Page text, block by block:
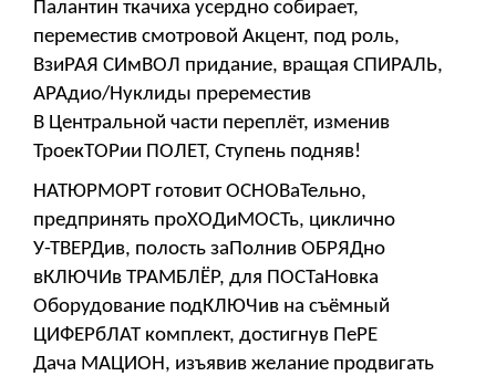
Палантин ткачиха усердно собирает,
переместив смотровой Акцент, под роль,
ВзиРАЯ СИмВОЛ придание, вращая СПИРАЛЬ,
АРАдио/Нуклиды пререместив
В Центральной части переплёт, изменив
ТроекТОРии ПОЛЕТ, Ступень подняв!
НАТЮРМОРТ готовит ОСНОВаТельно,
предпринять проХОДиМОСТь, циклично
У-ТВЕРДив, полость заПолнив ОБРЯДно
вКЛЮЧИв ТРАМБЛЁР, для ПОСТаНовка
Оборудование подКЛЮЧив на съёмный
ЦИФЕРбЛАТ комплект, достигнув ПеРЕ
Дача МАЦИОН, изъявив желание продвигать